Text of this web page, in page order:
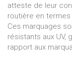
atteste de leur
routière en termes
Ces marquages
résistants aux UV,
rapport aux